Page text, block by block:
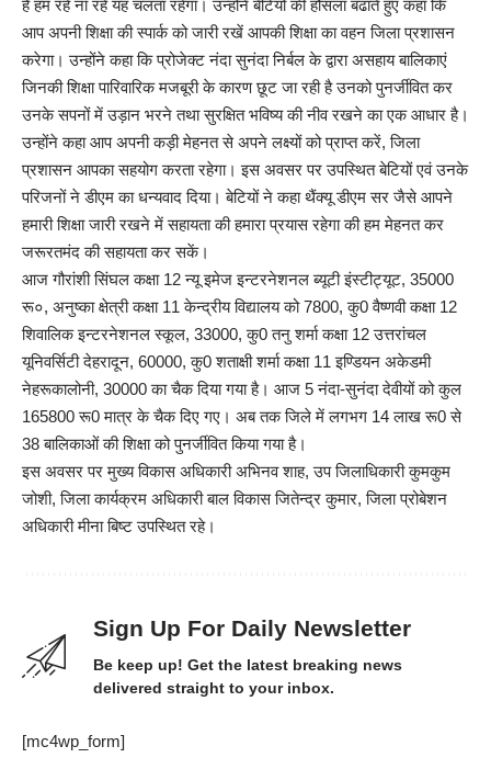
है हम रहे ना रहे यह चलता रहेगा। उन्होंने बेटियों की हौसला बढाते हुए कहा कि
आप अपनी शिक्षा की स्पार्क को जारी रखें आपकी शिक्षा का वहन जिला प्रशासन
करेगा। उन्होंने कहा कि प्रोजेक्ट नंदा सुनंदा निर्बल के द्वारा असहाय बालिकाएं
जिनकी शिक्षा पारिवारिक मजबूरी के कारण छूट जा रही है उनको पुनर्जीवित कर
उनके सपनों में उड़ान भरने तथा सुरक्षित भविष्य की नीव रखने का एक आधार है।
उन्होंने कहा आप अपनी कड़ी मेहनत से अपने लक्ष्यों को प्राप्त करें, जिला
प्रशासन आपका सहयोग करता रहेगा। इस अवसर पर उपस्थित बेटियों एवं उनके
परिजनों ने डीएम का धन्यवाद दिया। बेटियों ने कहा थैंक्यू डीएम सर जैसे आपने
हमारी शिक्षा जारी रखने में सहायता की हमारा प्रयास रहेगा की हम मेहनत कर
जरूरतमंद की सहायता कर सकें।
आज गौरांशी सिंघल कक्षा 12 न्यू इमेज इन्टरनेशनल ब्यूटी इंस्टीट्यूट, 35000
रू०, अनुष्का क्षेत्री कक्षा 11 केन्द्रीय विद्यालय को 7800, कु0 वैष्णवी कक्षा 12
शिवालिक इन्टरनेशनल स्कूल, 33000, कु0 तनु शर्मा कक्षा 12 उत्तरांचल
यूनिवर्सिटी देहरादून, 60000, कु0 शताक्षी शर्मा कक्षा 11 इण्डियन अकेडमी
नेहरूकालोनी, 30000 का चैक दिया गया है। आज 5 नंदा-सुनंदा देवीयों को कुल
165800 रू0 मात्र के चैक दिए गए। अब तक जिले में लगभग 14 लाख रू0 से
38 बालिकाओं की शिक्षा को पुनर्जीवित किया गया है।
इस अवसर पर मुख्य विकास अधिकारी अभिनव शाह, उप जिलाधिकारी कुमकुम
जोशी, जिला कार्यक्रम अधिकारी बाल विकास जितेन्द्र कुमार, जिला प्रोबेशन
अधिकारी मीना बिष्ट उपस्थित रहे।
Sign Up For Daily Newsletter
Be keep up! Get the latest breaking news
delivered straight to your inbox.
[mc4wp_form]